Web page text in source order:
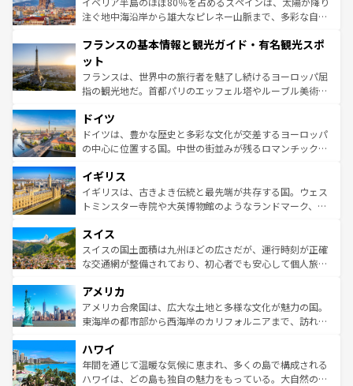
ピザやパスタなど、絶品のイタリア料理を堪能することも
ませてくれるイタリアで、忘れられない旅をしてみよう！
なお、新着のイタリア情報は
しい。
注ぐ地中海沿岸から雄大なピレネー山脈まで、多彩な自然
文化が根付くこの国では、情熱的なフラメンコ、熱気あふ
れる闘牛、そして美味しいタパスが生活の一部となってい
る。首都マドリードの洗練された雰囲気や、バルセロナの
アートに溢れた街角から、地方では古代ローマ遺跡や中世
せる。地方によって風土や気候が異なるスペインはその個
性で訪れる人を魅了する。 なお、新着のスペイン情報は コ
ンテンツ一覧を参照してほしい。
フランスの基本情報と観光ガイド・有名観光スポ
ット
フランスは、世界中の旅行者を魅了し続けるヨーロッパ屈
指の観光地だ。首都パリのエッフェル塔やルーブル美術館
で、幅広い魅力が詰まっている。華麗な宮殿、歴史的な大
聖堂、美しいビーチ、そして豊かな自然が、訪れる者を心
から魅了する。また、フランスは美食の国としても知ら
いる。シャンパンの発祥地であるランス、プロヴァンスの
香り高いラベンダー畑など、多彩な楽しみ方が可能だ。さ
らに、パリ以外の地域にも魅力が溢れており、どの街角に
れる地方に足を運ぶとそれぞれで全く異なる文化を体験で
きるだろう。 なお、新着のフランス情報はコンテンツ一覧
を参照してほしい。
ドイツ
ドイツは、豊かな歴史と多彩な文化が交差するヨーロッパ
の中心に位置する国。中世の街並みが残るロマンチック街
顔を持つこの国は、どこを歩いても飽きることがない。ベ
ルリンの文化的活気、バイエルン州のアルプスの絶景、そ
してライン川沿いのワイン畑といった風景は必見。ビール
は、お酒好きな人にはぜひ体験してほしい。 なお、新着の
ドイツ情報はコンテンツ一覧を参照してほしい。
イギリス
イギリスは、古きよき伝統と最先端が共存する国。ウェス
トミンスター寺院や大英博物館のようなランドマーク、歴
リアごとに異なる魅力がある。また、優雅なアフタヌーン
ティー、ビール好きにはたまらない英国パブ、サッカー観
戦など、本場だからこそできる体験も豊富。イギリスを旅
ンツ一覧を参照してほしい。
スイス
スイスの国土面積は九州ほどの広さだが、運行時刻が正確
な交通網が整備されており、初心者でも安心して個人旅行
の建物がそのまま残る町や、スイスならではのユニークな
博物館もあり、アルプス観光だけでなく町歩きも満喫する
ことができる。国民の所得が高いため物価も高いが、旅行
ば市内交通費無料で観光を楽しむこともできる。 なお、新
着のスイス情報はコンテンツ一覧 を参照してほしい。
アメリカ
アメリカ合衆国は、広大な土地と多様な文化が魅力の国。
東海岸の都市部から西海岸のカリフォルニアまで、訪れる
のような巨大都市は、観光、ショッピング、エンターテイ
ンメントが詰まった刺激的なスポットだ。一方、アメリカ
西部には大自然が広がり、グランドキャニオンやイエロー
ハワイ
年間を通じて温暖な気候に恵まれ、多くの島で構成される
ハワイは、どの島も独自の魅力をもっている。大自然の神